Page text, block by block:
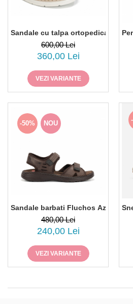
Sandale cu talpa ortopedica
600,00 Lei
360,00 Lei
VEZI VARIANTE
-50% NOU
Sandale barbati Fluchos Azores
480,00 Lei
240,00 Lei
VEZI VARIANTE